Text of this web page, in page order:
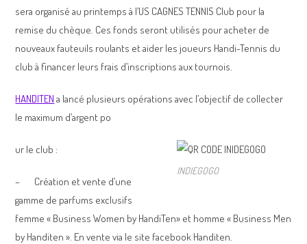
sera organisé au printemps à l’US CAGNES TENNIS Club pour la
remise du chèque. Ces fonds seront utilisés pour acheter de
nouveaux fauteuils roulants et aider les joueurs Handi-Tennis du
club à financer leurs frais d’inscriptions aux tournois.
HANDITEN a lancé plusieurs opérations avec l’objectif de collecter
le maximum d’argent po
INDIEGOGO
ur le club :
– Création et vente d’une
gamme de parfums exclusifs
femme « Business Women by HandiTen» et homme « Business Men
by Handiten ». En vente via le site facebook Handiten.